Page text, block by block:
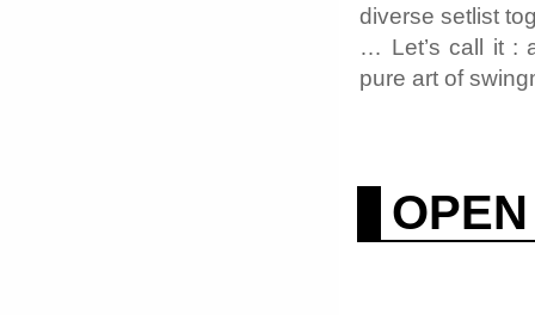
diverse setlist
… Let’s call it :
pure art of